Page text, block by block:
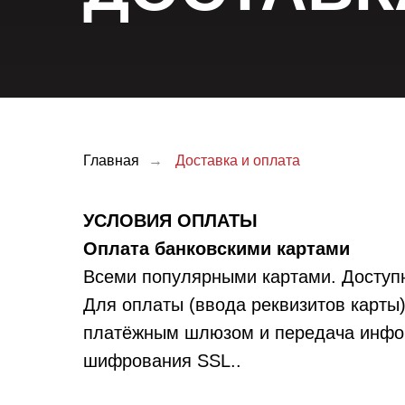
Главная → Доставка и оплата
УСЛОВИЯ ОПЛАТЫ
Оплата банковскими картами
Всеми популярными картами.
Для оплаты (ввода реквизитов
платёжным шлюзом и передача
шифрования SSL..